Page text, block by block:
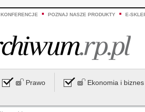
POZNAJ NASZE PRODUKTY E-
Prawo Ekonomia i biznes